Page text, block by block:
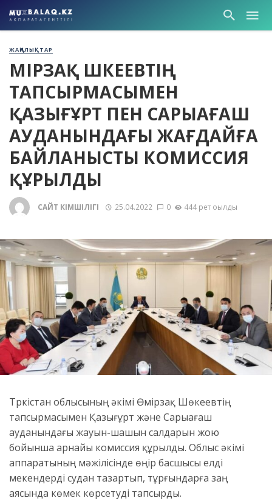
ЖАҢАЛЫҚТАР
ӨМІРЗАҚ ШӨКЕЕВТІҢ
ТАПСЫРМАСЫМЕН
ҚАЗЫҒҰРТ ПЕН САРЫАҒАШ
АУДАНЫНДАҒЫ ЖАҒДАЙҒА
БАЙЛАНЫСТЫ КОМИССИЯ
ҚҰРЫЛДЫ
САЙТ ӘКІМШІЛІГІ 25.04.2022 0 444 рет оқылды
Түркістан облысының әкімі Өмірзақ Шөкеевтің
тапсырмасымен Қазығұрт және Сарыағаш
ауданындағы жауын-шашын салдарын жою
бойынша арнайы комиссия құрылды. Облыс әкімі
аппаратының мәжілісінде өңір басшысы елді
мекендерді судан тазартып, тұрғындарға заң
аясында көмек көрсетуді тапсырды.